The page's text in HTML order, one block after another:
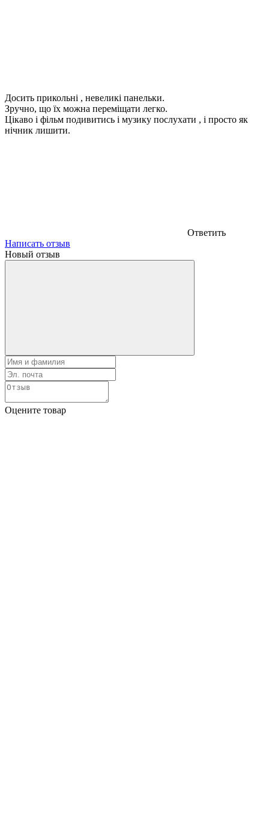
Досить прикольні , невеликі панельки.
Зручно, що їх можна переміщати легко.
Цікаво і фільм подивитись і музику послухати , і просто як
нічник лишити.
Ответить
Написать отзыв
Новый отзыв
Оцените товар